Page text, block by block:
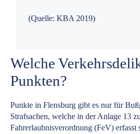
(Quelle: KBA 2019)
Welche
Punkten?
Punkte in Flensburg gibt es nur für
Strafsachen, welche in der Anlage 13
Fahrerlaubnisverordnung (FeV)